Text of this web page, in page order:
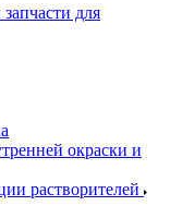
для
окраски и
растворителей